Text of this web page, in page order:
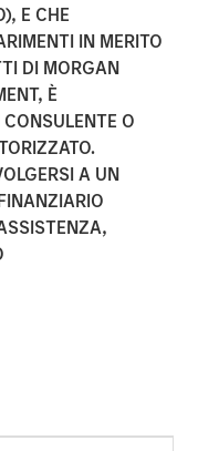
E CHE
IN MERITO
DI MORGAN
È
O
A UN